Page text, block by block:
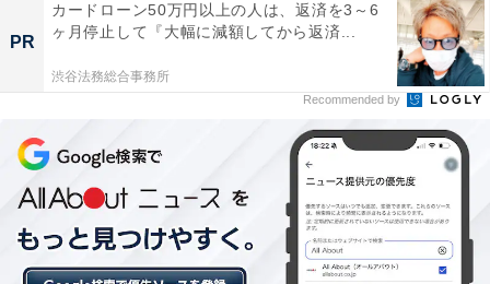
「秋保温泉 篝火の湯 緑水亭」は自家源泉と美食、
PR
カードローン50万円以上の人は、返済を3～6
ヶ月停止して『大幅に減額してから返済...
渋谷法務総合事務所
Recommended by